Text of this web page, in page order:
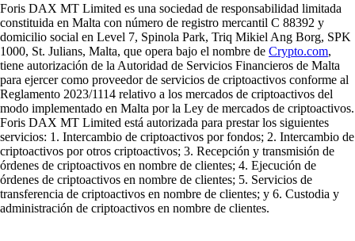
Foris DAX MT Limited es una sociedad de responsabilidad limitada
constituida en Malta con número de registro mercantil C 88392 y
domicilio social en Level 7, Spinola Park, Triq Mikiel Ang Borg, SPK
1000, St. Julians, Malta, que opera bajo el nombre de Crypto.com,
tiene autorización de la Autoridad de Servicios Financieros de Malta
para ejercer como proveedor de servicios de criptoactivos conforme al
Reglamento 2023/1114 relativo a los mercados de criptoactivos del
modo implementado en Malta por la Ley de mercados de criptoactivos.
Foris DAX MT Limited está autorizada para prestar los siguientes
servicios: 1. Intercambio de criptoactivos por fondos; 2. Intercambio de
criptoactivos por otros criptoactivos; 3. Recepción y transmisión de
órdenes de criptoactivos en nombre de clientes; 4. Ejecución de
órdenes de criptoactivos en nombre de clientes; 5. Servicios de
transferencia de criptoactivos en nombre de clientes; y 6. Custodia y
administración de criptoactivos en nombre de clientes.